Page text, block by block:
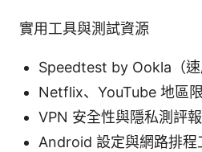
實用工具與測試資源
Speedtest by Ookla（速
Netflix、YouTube 地區
VPN 安全性與隱私測評
Android 設定與網路排程